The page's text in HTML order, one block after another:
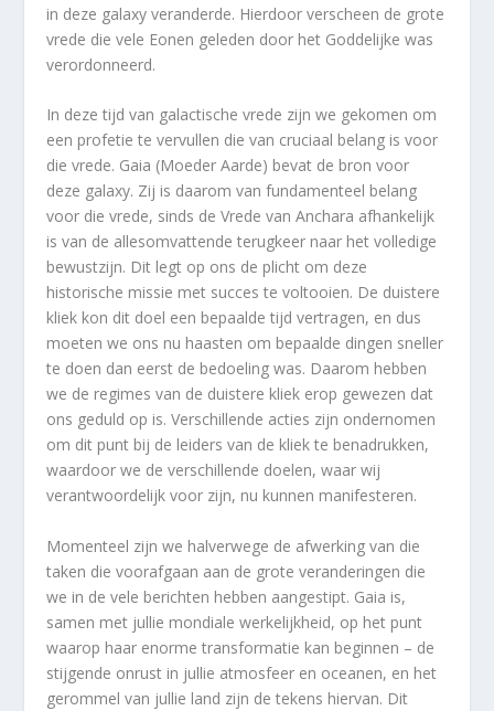
in deze galaxy veranderde. Hierdoor verscheen de grote
vrede die vele Eonen geleden door het Goddelijke was
verordonneerd.
In deze tijd van galactische vrede zijn we gekomen om
een profetie te vervullen die van cruciaal belang is voor
die vrede. Gaia (Moeder Aarde) bevat de bron voor
deze galaxy. Zij is daarom van fundamenteel belang
voor die vrede, sinds de Vrede van Anchara afhankelijk
is van de allesomvattende terugkeer naar het volledige
bewustzijn. Dit legt op ons de plicht om deze
historische missie met succes te voltooien. De duistere
kliek kon dit doel een bepaalde tijd vertragen, en dus
moeten we ons nu haasten om bepaalde dingen sneller
te doen dan eerst de bedoeling was. Daarom hebben
we de regimes van de duistere kliek erop gewezen dat
ons geduld op is. Verschillende acties zijn ondernomen
om dit punt bij de leiders van de kliek te benadrukken,
waardoor we de verschillende doelen, waar wij
verantwoordelijk voor zijn, nu kunnen manifesteren.
Momenteel zijn we halverwege de afwerking van die
taken die voorafgaan aan de grote veranderingen die
we in de vele berichten hebben aangestipt. Gaia is,
samen met jullie mondiale werkelijkheid, op het punt
waarop haar enorme transformatie kan beginnen – de
stijgende onrust in jullie atmosfeer en oceanen, en het
gerommel van jullie land zijn de tekens hiervan. Dit